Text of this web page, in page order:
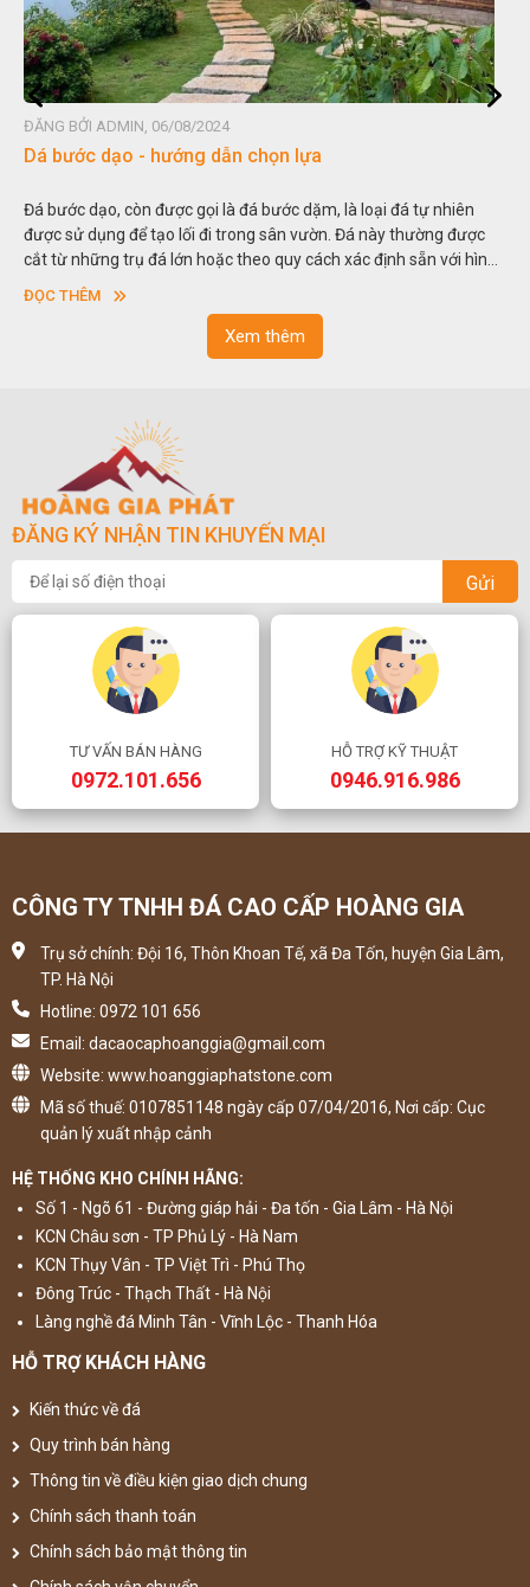
ĐĂNG BỞI ADMIN, 06/08/2024
Đá non bộ - cách lựa chọn non bộ đẹp
Hòn non bộ được biết đến là một nghệ thuật xây dựng, sắp đặt,
thu nhỏ, đưa mô hình những ngọn núi to lớn ngoài tự nhiên vào
trong các vườn cảnh. Hay nói một cách khác, người ta gọi là “giả
sơn”. Nghệ thuật hòn non bộ nhằm phục vụ cho mục đích thưởng
ngoạn và phong thủy trong cuộc sống.
ĐỌC THÊM
Xem thêm
ĐĂNG KÝ NHẬN TIN KHUYẾN MẠI
Gửi
TƯ VẤN BÁN HÀNG
0972.101.656
HỖ TRỢ KỸ THUẬT
0946.916.986
CÔNG TY TNHH ĐÁ CAO CẤP HOÀNG GIA
Trụ sở chính: Đội 16, Thôn Khoan Tế, xã Đa Tốn, huyện Gia Lâm,
TP. Hà Nội
Hotline: 0972 101 656
Email: dacaocaphoanggia@gmail.com
Website: www.hoanggiaphatstone.com
Mã số thuế: 0107851148 ngày cấp 07/04/2016, Nơi cấp: Cục
quản lý xuất nhập cảnh
HỆ THỐNG KHO CHÍNH HÃNG:
Số 1 - Ngõ 61 - Đường giáp hải - Đa tốn - Gia Lâm - Hà Nội
KCN Châu sơn - TP Phủ Lý - Hà Nam
KCN Thụy Vân - TP Việt Trì - Phú Thọ
Đông Trúc - Thạch Thất - Hà Nội
Làng nghề đá Minh Tân - Vĩnh Lộc - Thanh Hóa
HỖ TRỢ KHÁCH HÀNG
Kiến thức về đá
Quy trình bán hàng
Thông tin về điều kiện giao dịch chung
Chính sách thanh toán
Chính sách bảo mật thông tin